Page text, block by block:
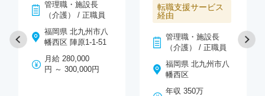
管理職・施設長
（介護） / 正職員
福岡県 北九州市八
幡西区 陣原1-1-51
月給 280,000
円 ～ 300,000円
転職支援サービス
経由
管理職・施設長
（介護） / 正職員
福岡県 北九州市八
幡西区
年収 350万